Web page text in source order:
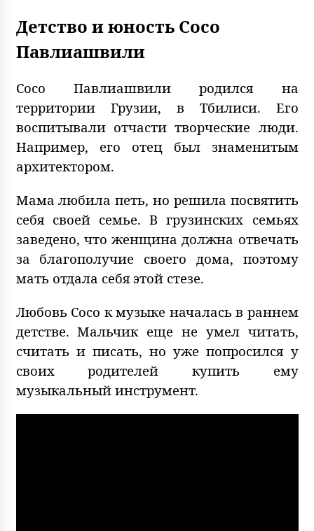
Детство и юность Сосо
Павлиашвили
Сосо Павлиашвили родился на
территории Грузии, в Тбилиси. Его
воспитывали отчасти творческие люди.
Например, его отец был знаменитым
архитектором.
Мама любила петь, но решила посвятить
себя своей семье. В грузинских семьях
заведено, что женщина должна отвечать
за благополучие своего дома, поэтому
мать отдала себя этой стезе.
Любовь Сосо к музыке началась в раннем
детстве. Мальчик еще не умел читать,
считать и писать, но уже попросился у
своих родителей купить ему
музыкальный инструмент.